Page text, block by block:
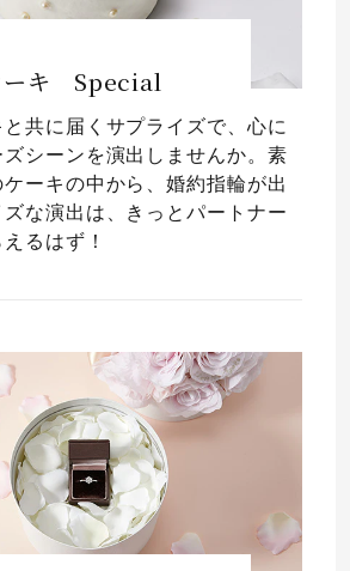
ーキ Special
共に届くサプライズで、心に
シーンを演出しませんか。素
ーキの中から、婚約指輪が出
な演出は、きっとパートナー
るはず！